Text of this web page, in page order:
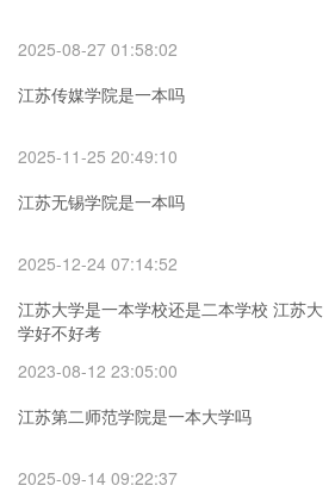
2025-08-27 01:58:02
江苏传媒学院是一本吗
2025-11-25 20:49:10
江苏无锡学院是一本吗
2025-12-24 07:14:52
江苏大学是一本学校还是二本学校 江苏大
学好不好考
2023-08-12 23:05:00
江苏第二师范学院是一本大学吗
2025-09-14 09:22:37